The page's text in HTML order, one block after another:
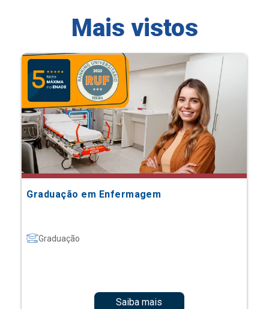
Mais vistos
Graduação em Enfermagem
Graduação
Saiba mais